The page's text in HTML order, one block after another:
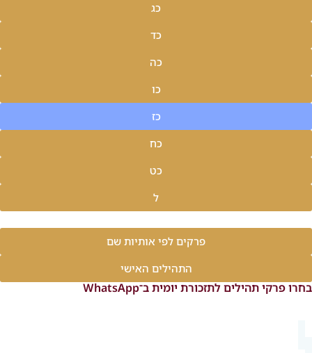
כג
כד
כה
כו
כז
כח
כט
ל
פרקים לפי אותיות שם
התהילים האישי
בחרו פרקי תהילים לתזכורת יומית ב־WhatsApp